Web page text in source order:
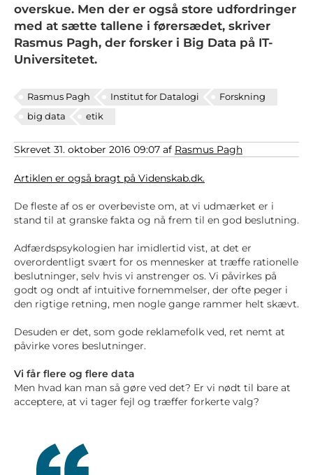
overskue. Men der er også store udfordringer
med at sætte tallene i førersædet, skriver
Rasmus Pagh, der forsker i Big Data på IT-
Universitetet.
Rasmus Pagh Institut for Datalogi
Forskning
big data
etik
Skrevet 31. oktober 2016 09:07 af Rasmus Pagh
Artiklen er også bragt på Videnskab.dk.
De fleste af os er overbeviste om, at vi udmærket er i
stand til at granske fakta og nå frem til en god beslutning.
Adfærdspsykologien har imidlertid vist, at det er
overordentligt svært for os mennesker at træffe rationelle
beslutninger, selv hvis vi anstrenger os. Vi påvirkes på
godt og ondt af intuitive fornemmelser, der ofte peger i
den rigtige retning, men nogle gange rammer helt skævt.
Desuden er det, som gode reklamefolk ved, ret nemt at
påvirke vores beslutninger.
Vi får flere og flere data
Men hvad kan man så gøre ved det? Er vi nødt til bare at
acceptere, at vi tager fejl og træffer forkerte valg?